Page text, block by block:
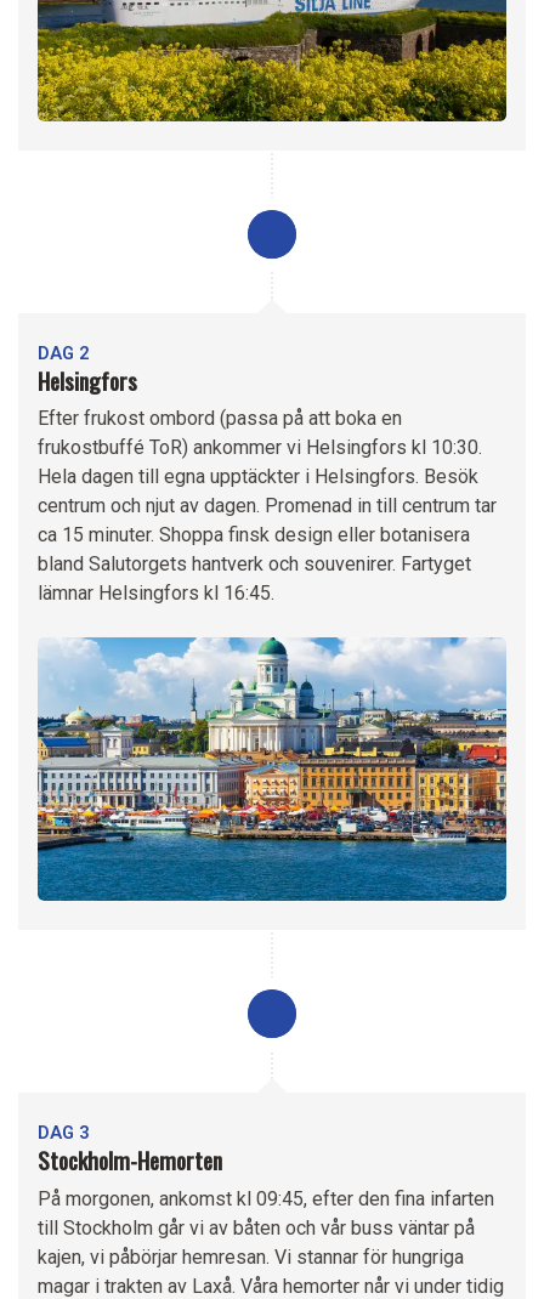
DAG 2
Helsingfors
Efter frukost ombord (passa på att boka en
frukostbuffé ToR) ankommer vi Helsingfors kl 10:30.
Hela dagen till egna upptäckter i Helsingfors. Besök
centrum och njut av dagen. Promenad in till centrum tar
ca 15 minuter. Shoppa finsk design eller botanisera
bland Salutorgets hantverk och souvenirer. Fartyget
lämnar Helsingfors kl 16:45.
DAG 3
Stockholm-Hemorten
På morgonen, ankomst kl 09:45, efter den fina infarten
till Stockholm går vi av båten och vår buss väntar på
kajen, vi påbörjar hemresan. Vi stannar för hungriga
magar i trakten av Laxå. Våra hemorter når vi under tidig